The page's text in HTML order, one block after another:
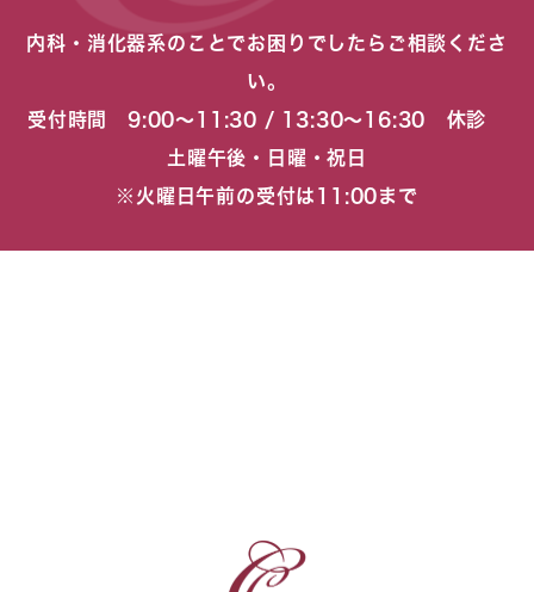
内科・消化器系のことでお困りでしたらご相談くださ
い。
受付時間 9:00〜11:30 / 13:30〜16:30 休診
土曜午後・日曜・祝日
※火曜日午前の受付は11:00まで